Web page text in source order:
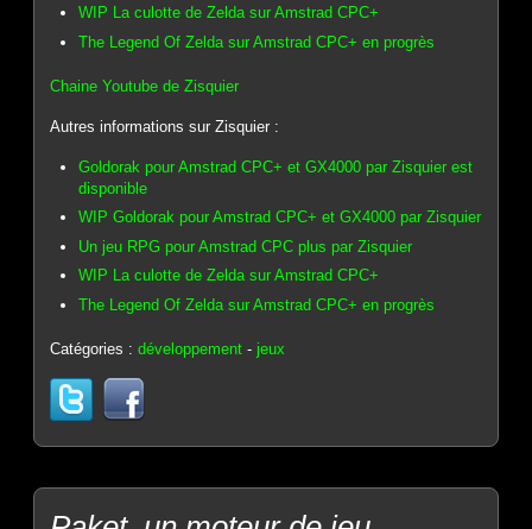
WIP La culotte de Zelda sur Amstrad CPC+
The Legend Of Zelda sur Amstrad CPC+ en progrès
Chaine Youtube de Zisquier
Autres informations sur Zisquier :
Goldorak pour Amstrad CPC+ et GX4000 par Zisquier est
disponible
WIP Goldorak pour Amstrad CPC+ et GX4000 par Zisquier
Un jeu RPG pour Amstrad CPC plus par Zisquier
WIP La culotte de Zelda sur Amstrad CPC+
The Legend Of Zelda sur Amstrad CPC+ en progrès
Catégories :développement -jeux